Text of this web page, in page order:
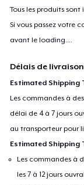
Tous les produits
Si vous passez votre
avant leloading....
Délais de
Estimated Shipping
Les commandes à
délai de 4 à 7 jours
au transporteur pour
Estimated Shipping
Les commandes à
les 7 à 12 jours